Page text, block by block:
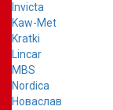
Invicta
Kaw-Met
Kratki
Lincar
MBS
Nordica
Новаслав